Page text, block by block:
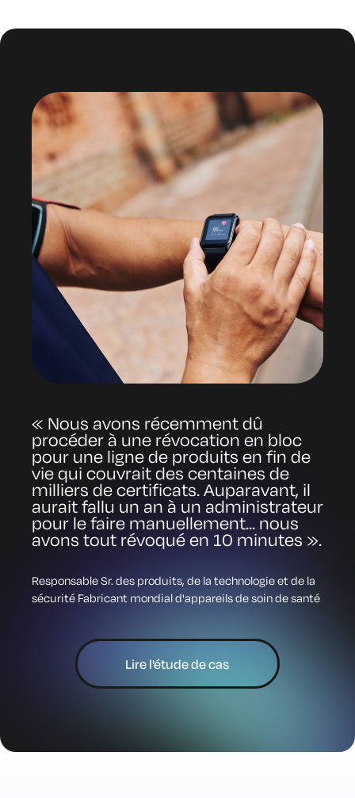
« Nous avons récemment dû
procéder à une révocation en bloc
pour une ligne de produits en fin de
vie qui couvrait des centaines de
milliers de certificats. Auparavant, il
aurait fallu un an à un administrateur
pour le faire manuellement... nous
avons tout révoqué en 10 minutes ».
Responsable Sr. des produits, de la technologie et de la
sécurité Fabricant mondial d'appareils de soin de santé
Lire l'étude de cas